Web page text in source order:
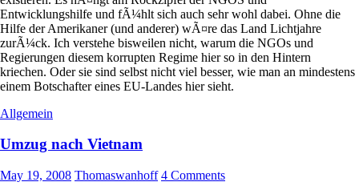
Entwicklungshilfe und fÃ¼hlt sich auch sehr wohl dabei. Ohne die
Hilfe der Amerikaner (und anderer) wÃ¤re das Land Lichtjahre
zurÃ¼ck. Ich verstehe bisweilen nicht, warum die NGOs und
Regierungen diesem korrupten Regime hier so in den Hintern
kriechen. Oder sie sind selbst nicht viel besser, wie man an mindestens
einem Botschafter eines EU-Landes hier sieht.
Allgemein
Umzug nach Vietnam
May 19, 2008 Thomaswanhoff 4 Comments